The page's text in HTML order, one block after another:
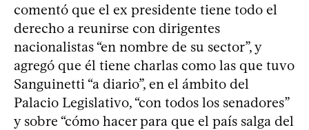
comentó que el ex presidente tiene todo el
derecho a reunirse con dirigentes
nacionalistas “en nombre de su sector”, y
agregó que él tiene charlas como las que tuvo
Sanguinetti “a diario”, en el ámbito del
Palacio Legislativo, “con todos los senadores”
y sobre “cómo hacer para que el país salga del